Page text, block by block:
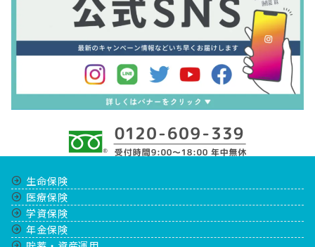
生命保険
医療保険
学資保険
年金保険